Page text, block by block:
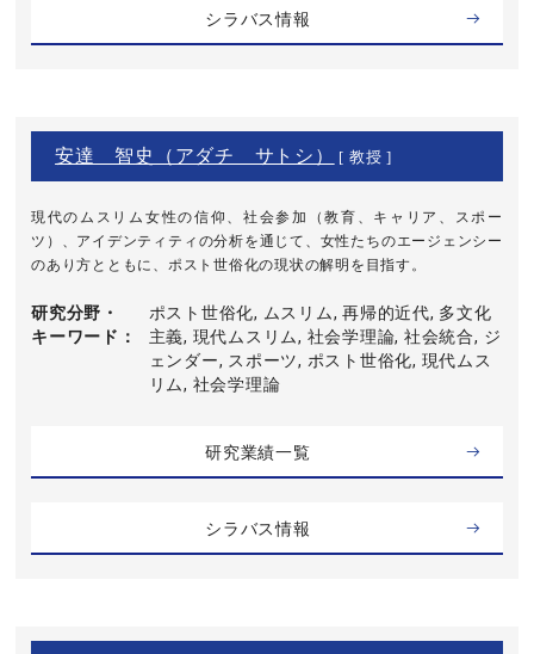
シラバス情報
安達 智史（アダチ サトシ） [ 教授 ]
現代のムスリム女性の信仰、社会参加（教育、キャリア、スポー
ツ）、アイデンティティの分析を通じて、女性たちのエージェンシー
のあり方とともに、ポスト世俗化の現状の解明を目指す。
研究分野・
キーワード
ポスト世俗化, ムスリム, 再帰的近代, 多文化
主義, 現代ムスリム, 社会学理論, 社会統合, ジ
ェンダー, スポーツ, ポスト世俗化, 現代ムス
リム, 社会学理論
研究業績一覧
シラバス情報